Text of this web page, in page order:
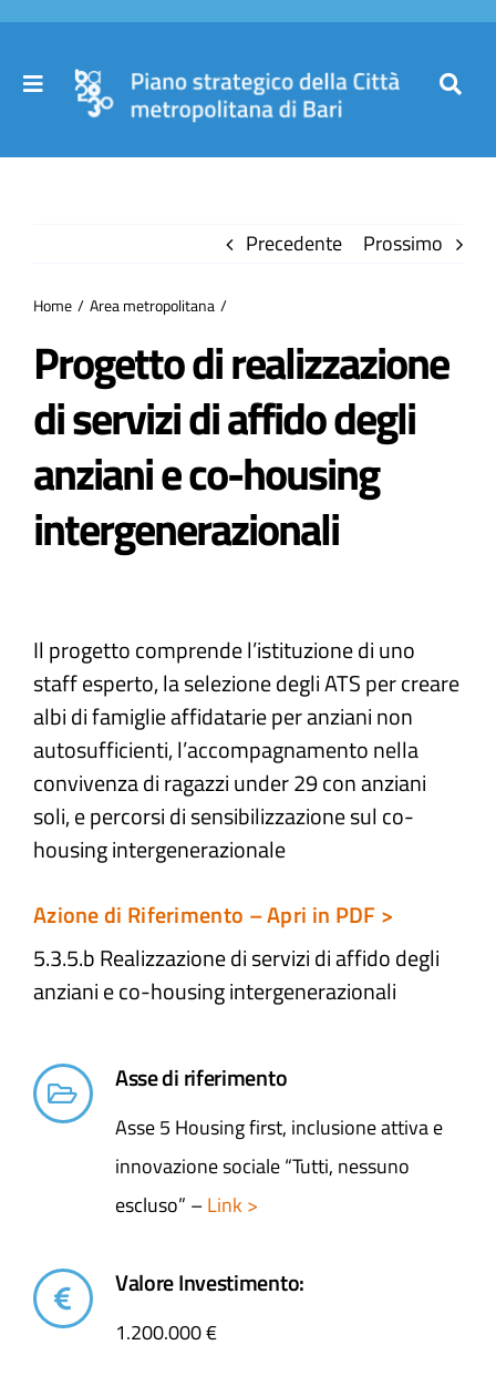
Salta
contenuto
Toggle
Partecipa
Comuni
Atti e Docunenti
Progetti
Precedente Prossimo
Home Area metropolitana
Progetto di realizzazione
di servizi di affido degli
anziani e co-housing
intergenerazionali
Il progetto comprende l’istituzione di uno
staff esperto, la selezione degli ATS per creare
albi di famiglie affidatarie per anziani non
autosufficienti, l’accompagnamento nella
convivenza di ragazzi under 29 con anziani
soli, e percorsi di sensibilizzazione sul co-
housing intergenerazionale
Azione di Riferimento – Apri in PDF >
5.3.5.b Realizzazione di servizi di affido degli
anziani e co-housing intergenerazionali
Asse di riferimento
Asse 5 Housing first, inclusione attiva e
innovazione sociale “Tutti, nessuno
escluso” –Link >
Valore Investimento:
1.200.000 €